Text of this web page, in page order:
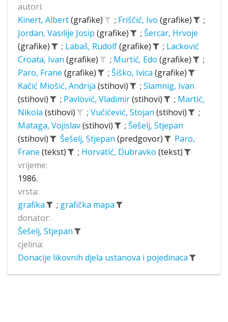
autori:
Kinert, Albert(grafike) ; Friščić, Ivo (grafike)
;
Jordan, Vasilije Josip (grafike) ; Šercar, Hrvoje
(grafike)
; Labaš, Rudolf(grafike) ; Lacković
Croata, Ivan (grafike) ; Murtić, Edo (grafike)
;
Paro, Frane (grafike) ; Šiško, Ivica (grafike)
Kačić Miošić, Andrija (stihovi) ; Slamnig, Ivan
(stihovi)
; Pavlović, Vladimir(stihovi) ; Martić,
Nikola (stihovi) ; Vučićević, Stojan (stihovi)
;
Mataga, Vojislav(stihovi) ; Šešelj, Stjepan
(stihovi)
Šešelj, Stjepan (predgovor)
Paro,
Frane (tekst) ; Horvatić, Dubravko (tekst)
vrijeme:
1986.
vrsta:
grafika
; grafička mapa
donator:
Šešelj, Stjepan
cjelina:
Donacije likovnih djela ustanova i pojedinaca